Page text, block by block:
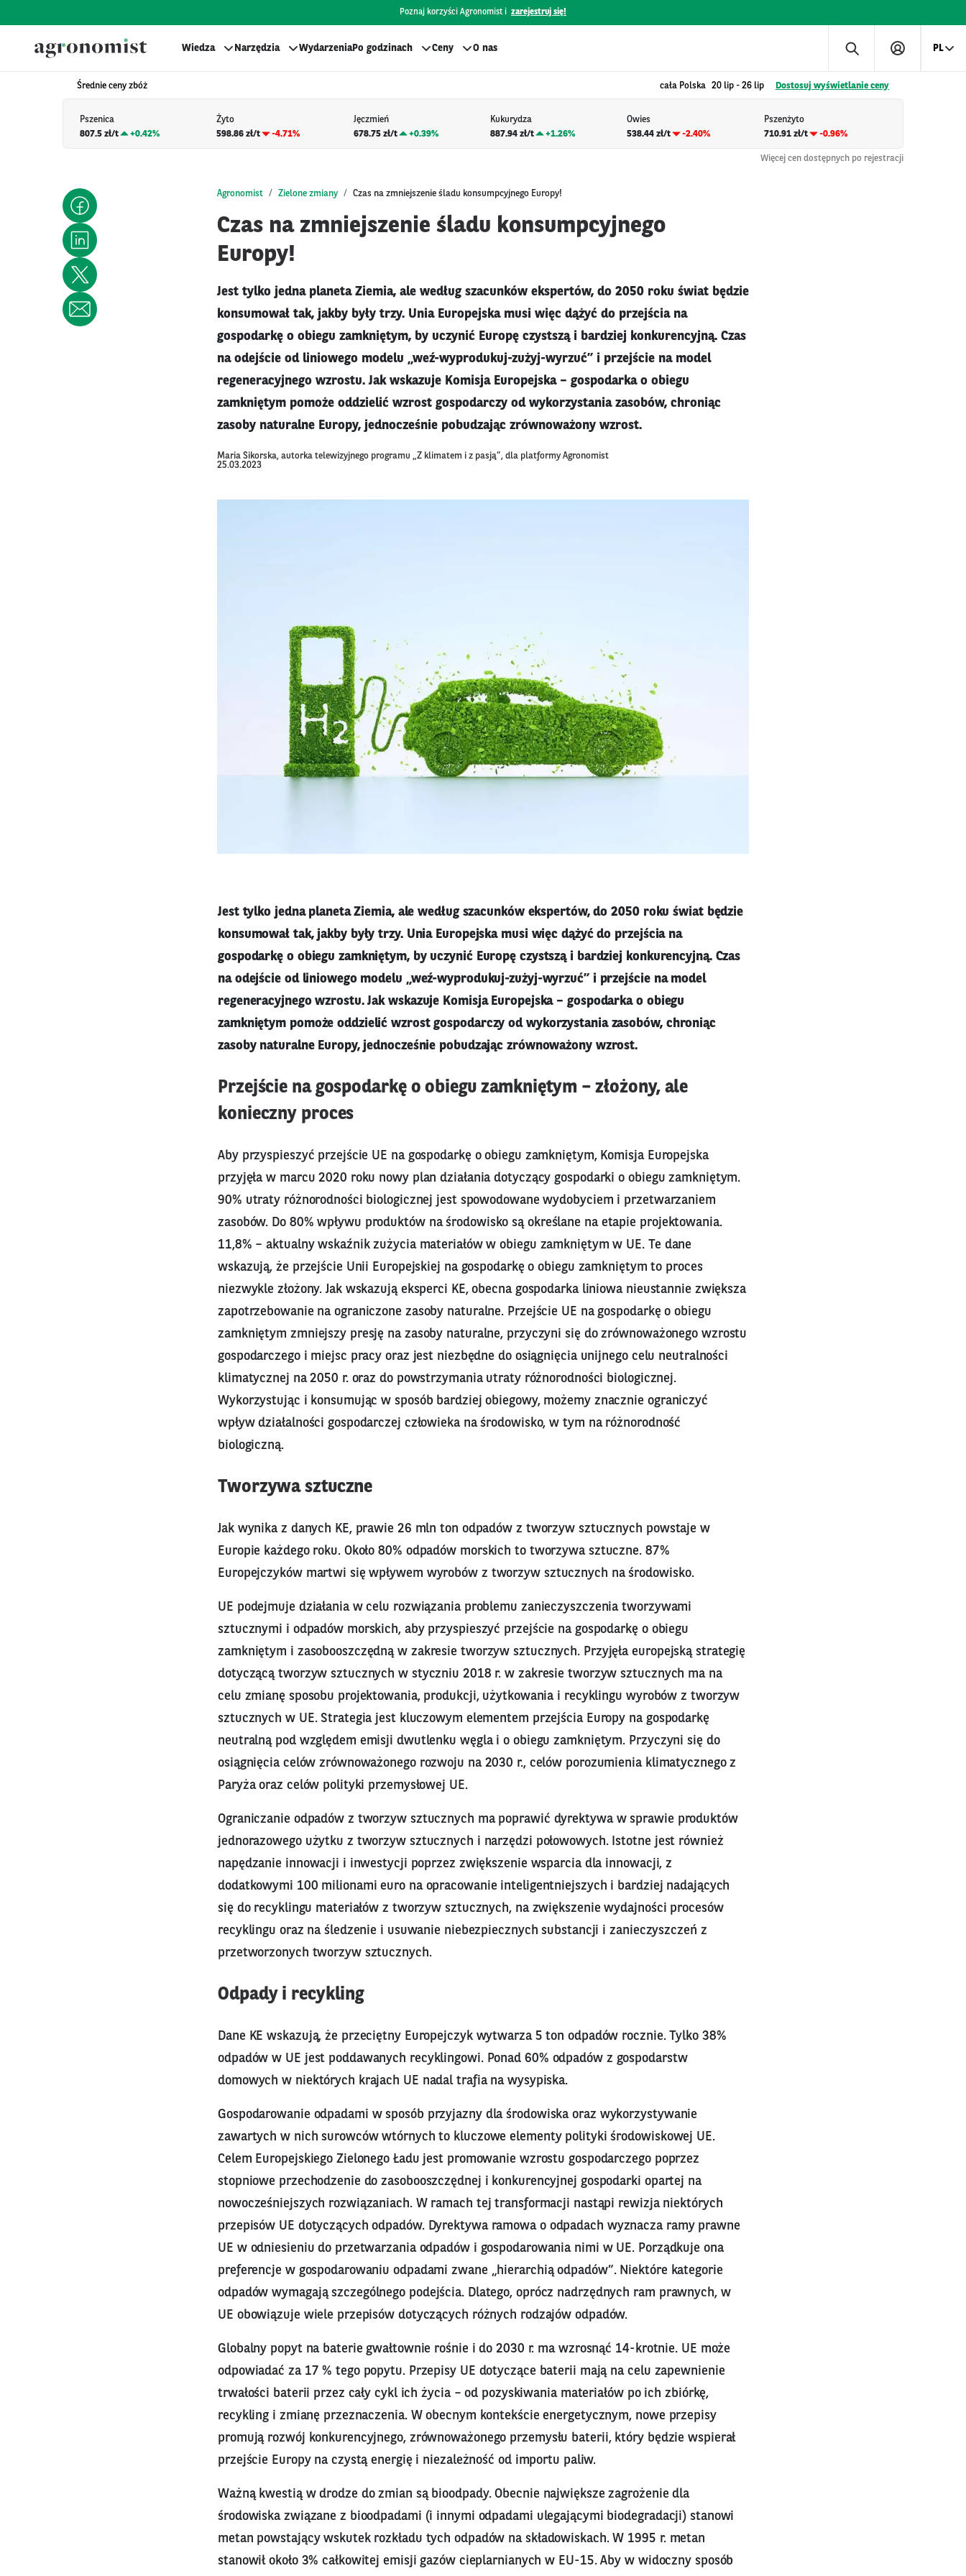
Poznaj korzyści Agronomist i zarejestruj się!
Wiedza Narzędzia WydarzeniaPo godzinach Ceny O nas PL
Średnie ceny zbóż cała Polska 20 lip - 26 lip Dostosuj wyświetlanie ceny
Pszenica
807.5 zł/t
+0.42%
Żyto
598.86 zł/t
-4.71%
Jęczmień
678.75 zł/t
+0.39%
Kukurydza
887.94 zł/t
+1.26%
Owies
538.44 zł/t
-2.40%
Pszenżyto
710.91 zł/t
-0.96%
Więcej cen dostępnych po rejestracji
Agronomist Zielone zmiany Czas na zmniejszenie śladu konsumpcyjnego Europy!
Czas na zmniejszenie śladu konsumpcyjnego
Europy!
Jest tylko jedna planeta Ziemia, ale według szacunków ekspertów, do 2050 roku świat będzie
konsumował tak, jakby były trzy. Unia Europejska musi więc dążyć do przejścia na
gospodarkę o obiegu zamkniętym, by uczynić Europę czystszą i bardziej konkurencyjną. Czas
na odejście od liniowego modelu „weź-wyprodukuj-zużyj-wyrzuć” i przejście na model
regeneracyjnego wzrostu. Jak wskazuje Komisja Europejska – gospodarka o obiegu
zamkniętym pomoże oddzielić wzrost gospodarczy od wykorzystania zasobów, chroniąc
zasoby naturalne Europy, jednocześnie pobudzając zrównoważony wzrost.
Maria Sikorska, autorka telewizyjnego programu „Z klimatem i z pasją”, dla platformy Agronomist
25.03.2023
Jest tylko jedna planeta Ziemia, ale według szacunków ekspertów, do 2050 roku świat będzie
konsumował tak, jakby były trzy. Unia Europejska musi więc dążyć do przejścia na
gospodarkę o obiegu zamkniętym, by uczynić Europę czystszą i bardziej konkurencyjną. Czas
na odejście od liniowego modelu „weź-wyprodukuj-zużyj-wyrzuć” i przejście na model
regeneracyjnego wzrostu. Jak wskazuje Komisja Europejska – gospodarka o obiegu
zamkniętym pomoże oddzielić wzrost gospodarczy od wykorzystania zasobów, chroniąc
zasoby naturalne Europy, jednocześnie pobudzając zrównoważony wzrost.
Przejście na gospodarkę o obiegu zamkniętym – złożony, ale
konieczny proces
Aby przyspieszyć przejście UE na gospodarkę o obiegu zamkniętym, Komisja Europejska
przyjęła w marcu 2020 roku nowy plan działania dotyczący gospodarki o obiegu zamkniętym.
90% utraty różnorodności biologicznej jest spowodowane wydobyciem i przetwarzaniem
zasobów. Do 80% wpływu produktów na środowisko są określane na etapie projektowania.
11,8% – aktualny wskaźnik zużycia materiałów w obiegu zamkniętym w UE. Te dane
wskazują, że przejście Unii Europejskiej na gospodarkę o obiegu zamkniętym to proces
niezwykle złożony. Jak wskazują eksperci KE, obecna gospodarka liniowa nieustannie zwiększa
zapotrzebowanie na ograniczone zasoby naturalne. Przejście UE na gospodarkę o obiegu
zamkniętym zmniejszy presję na zasoby naturalne, przyczyni się do zrównoważonego wzrostu
gospodarczego i miejsc pracy oraz jest niezbędne do osiągnięcia unijnego celu neutralności
klimatycznej na 2050 r. oraz do powstrzymania utraty różnorodności biologicznej.
Wykorzystując i konsumując w sposób bardziej obiegowy, możemy znacznie ograniczyć
wpływ działalności gospodarczej człowieka na środowisko, w tym na różnorodność
biologiczną.
Tworzywa sztuczne
Jak wynika z danych KE, prawie 26 mln ton odpadów z tworzyw sztucznych powstaje w
Europie każdego roku. Około 80% odpadów morskich to tworzywa sztuczne. 87%
Europejczyków martwi się wpływem wyrobów z tworzyw sztucznych na środowisko.
UE podejmuje działania w celu rozwiązania problemu zanieczyszczenia tworzywami
sztucznymi i odpadów morskich, aby przyspieszyć przejście na gospodarkę o obiegu
zamkniętym i zasobooszczędną w zakresie tworzyw sztucznych. Przyjęła europejską strategię
dotyczącą tworzyw sztucznych w styczniu 2018 r. w zakresie tworzyw sztucznych ma na
celu zmianę sposobu projektowania, produkcji, użytkowania i recyklingu wyrobów z tworzyw
sztucznych w UE. Strategia jest kluczowym elementem przejścia Europy na gospodarkę
neutralną pod względem emisji dwutlenku węgla i o obiegu zamkniętym. Przyczyni się do
osiągnięcia celów zrównoważonego rozwoju na 2030 r., celów porozumienia klimatycznego z
Paryża oraz celów polityki przemysłowej UE.
Ograniczanie odpadów z tworzyw sztucznych ma poprawić dyrektywa w sprawie produktów
jednorazowego użytku z tworzyw sztucznych i narzędzi połowowych. Istotne jest również
napędzanie innowacji i inwestycji poprzez zwiększenie wsparcia dla innowacji, z
dodatkowymi 100 milionami euro na opracowanie inteligentniejszych i bardziej nadających
się do recyklingu materiałów z tworzyw sztucznych, na zwiększenie wydajności procesów
recyklingu oraz na śledzenie i usuwanie niebezpiecznych substancji i zanieczyszczeń z
przetworzonych tworzyw sztucznych.
Odpady i recykling
Dane KE wskazują, że przeciętny Europejczyk wytwarza 5 ton odpadów rocznie. Tylko 38%
odpadów w UE jest poddawanych recyklingowi. Ponad 60% odpadów z gospodarstw
domowych w niektórych krajach UE nadal trafia na wysypiska.
Gospodarowanie odpadami w sposób przyjazny dla środowiska oraz wykorzystywanie
zawartych w nich surowców wtórnych to kluczowe elementy polityki środowiskowej UE.
Celem Europejskiego Zielonego Ładu jest promowanie wzrostu gospodarczego poprzez
stopniowe przechodzenie do zasobooszczędnej i konkurencyjnej gospodarki opartej na
nowocześniejszych rozwiązaniach. W ramach tej transformacji nastąpi rewizja niektórych
przepisów UE dotyczących odpadów. Dyrektywa ramowa o odpadach wyznacza ramy prawne
UE w odniesieniu do przetwarzania odpadów i gospodarowania nimi w UE. Porządkuje ona
preferencje w gospodarowaniu odpadami zwane „hierarchią odpadów”. Niektóre kategorie
odpadów wymagają szczególnego podejścia. Dlatego, oprócz nadrzędnych ram prawnych, w
UE obowiązuje wiele przepisów dotyczących różnych rodzajów odpadów.
Globalny popyt na baterie gwałtownie rośnie i do 2030 r. ma wzrosnąć 14-krotnie. UE może
odpowiadać za 17 % tego popytu. Przepisy UE dotyczące baterii mają na celu zapewnienie
trwałości baterii przez cały cykl ich życia – od pozyskiwania materiałów po ich zbiórkę,
recykling i zmianę przeznaczenia. W obecnym kontekście energetycznym, nowe przepisy
promują rozwój konkurencyjnego, zrównoważonego przemysłu baterii, który będzie wspierał
przejście Europy na czystą energię i niezależność od importu paliw.
Ważną kwestią w drodze do zmian są bioodpady. Obecnie największe zagrożenie dla
środowiska związane z bioodpadami (i innymi odpadami ulegającymi biodegradacji) stanowi
metan powstający wskutek rozkładu tych odpadów na składowiskach. W 1995 r. metan
stanowił około 3% całkowitej emisji gazów cieplarnianych w EU-15. Aby w widoczny sposób